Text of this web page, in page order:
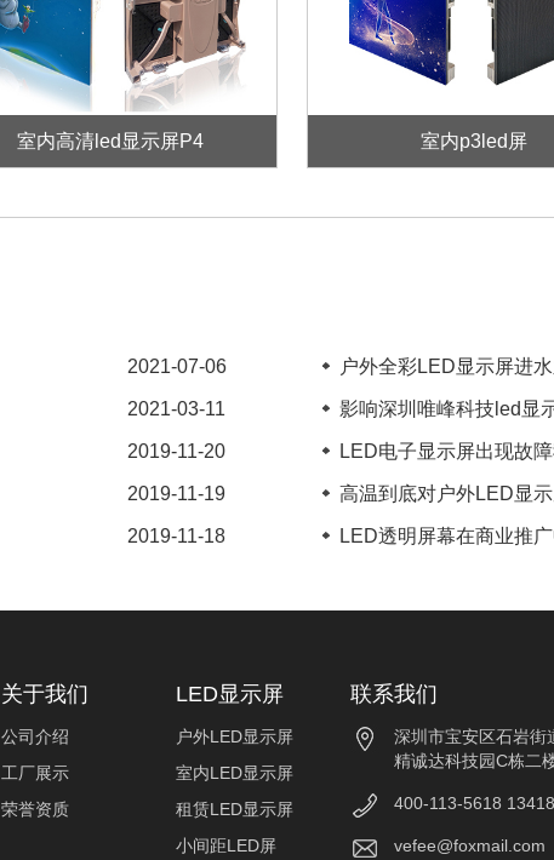
室内高清led显示屏P4 室内p3led屏
2021-07-06 户外全彩LED显示屏进
2021-03-11 影响深圳唯峰科技led显
2019-11-20 LED电子显示屏出现故
2019-11-19 高温到底对户外LED显
2019-11-18 LED透明屏幕在商业推
关于我们
公司介绍
工厂展示
荣誉资质
LED显示屏
户外LED显示屏
室内LED显示屏
租赁LED显示屏
小间距LED屏
联系我们
深圳市宝安区石岩街
精诚达科技园C栋二
400-113-5618
vefee@foxmail.com